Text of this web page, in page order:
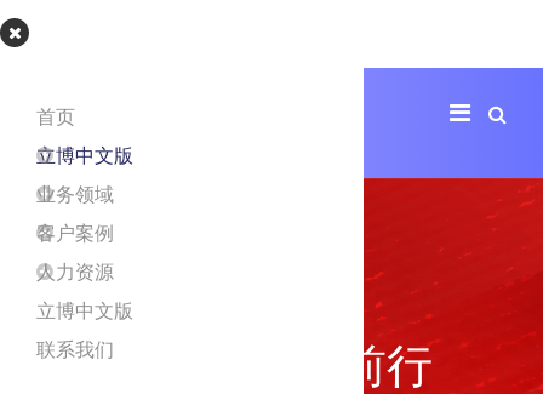
立博app
不忘初心，砥砺前行
首页
立博中文版
业务领域
客户案例
人力资源
立博中文版
联系我们